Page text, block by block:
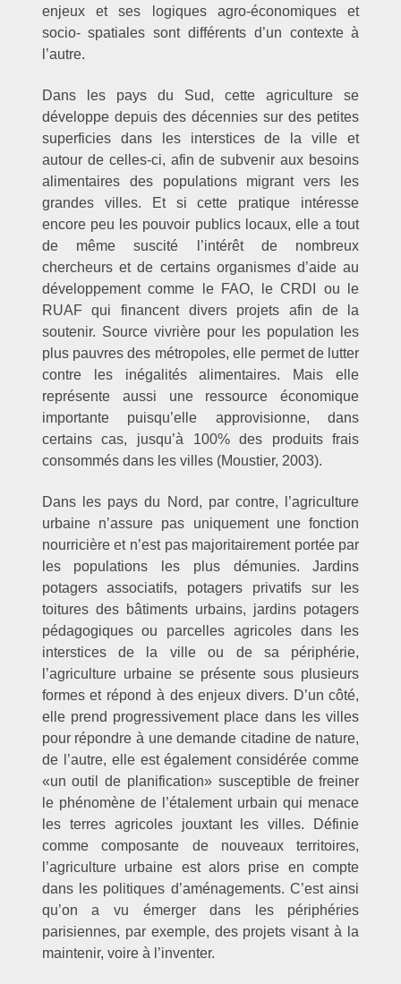
enjeux et ses logiques agro-économiques et
socio- spatiales sont différents d’un contexte à
l’autre.
Dans les pays du Sud, cette agriculture se
développe depuis des décennies sur des petites
superficies dans les interstices de la ville et
autour de celles-ci, afin de subvenir aux besoins
alimentaires des populations migrant vers les
grandes villes. Et si cette pratique intéresse
encore peu les pouvoir publics locaux, elle a tout
de même suscité l’intérêt de nombreux
chercheurs et de certains organismes d’aide au
développement comme le FAO, le CRDI ou le
RUAF qui financent divers projets afin de la
soutenir. Source vivrière pour les population les
plus pauvres des métropoles, elle permet de lutter
contre les inégalités alimentaires. Mais elle
représente aussi une ressource économique
importante puisqu’elle approvisionne, dans
certains cas, jusqu’à 100% des produits frais
consommés dans les villes (Moustier, 2003).
Dans les pays du Nord, par contre, l’agriculture
urbaine n’assure pas uniquement une fonction
nourricière et n’est pas majoritairement portée par
les populations les plus démunies. Jardins
potagers associatifs, potagers privatifs sur les
toitures des bâtiments urbains, jardins potagers
pédagogiques ou parcelles agricoles dans les
interstices de la ville ou de sa périphérie,
l’agriculture urbaine se présente sous plusieurs
formes et répond à des enjeux divers. D’un côté,
elle prend progressivement place dans les villes
pour répondre à une demande citadine de nature,
de l’autre, elle est également considérée comme
«un outil de planification» susceptible de freiner
le phénomène de l’étalement urbain qui menace
les terres agricoles jouxtant les villes. Définie
comme composante de nouveaux territoires,
l’agriculture urbaine est alors prise en compte
dans les politiques d’aménagements. C’est ainsi
qu’on a vu émerger dans les périphéries
parisiennes, par exemple, des projets visant à la
maintenir, voire à l’inventer.